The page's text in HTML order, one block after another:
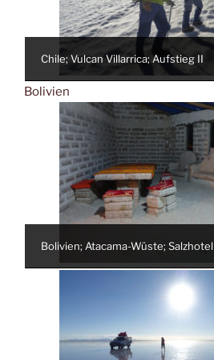
Chile; Vulcan Villarrica; Aufstieg II
Bolivien
Bolivien; Atacama-Wüste; Salzhotel